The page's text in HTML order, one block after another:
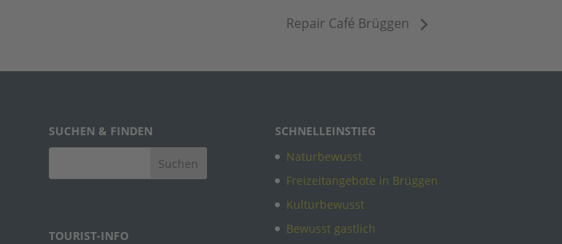
Repair Café Brüggen
SUCHEN & FINDEN
TOURIST-INFO
SCHNELLEINSTIEG
Naturbewusst
Freizeitangebote in Brüggen
Kulturbewusst
Bewusst gastlich